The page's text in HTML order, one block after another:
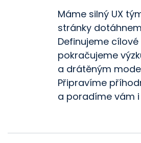
Máme silný UX
stránky
Definujeme cílové
pokračujeme
a drátěným
Připravíme
a poradíme vám